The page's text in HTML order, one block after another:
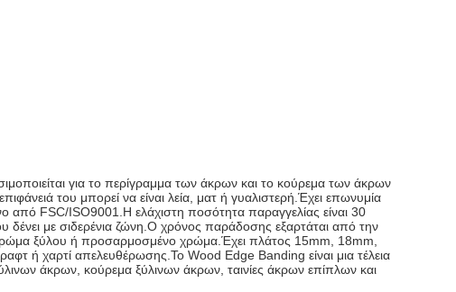
για το περίγραμμα των άκρων και το κούρεμα των άκρων
του μπορεί να είναι λεία, ματ ή γυαλιστερή.Έχει επωνυμία
από FSC/ISO9001.Η ελάχιστη ποσότητα παραγγελίας είναι 30
δένει με σιδερένια ζώνη.Ο χρόνος παράδοσης εξαρτάται από την
χρώμα ξύλου ή προσαρμοσμένο χρώμα.Έχει πλάτος 15mm, 18mm,
ή χαρτί απελευθέρωσης.Το Wood Edge Banding είναι μια τέλεια
άκρων, κούρεμα ξύλινων άκρων, ταινίες άκρων επίπλων και